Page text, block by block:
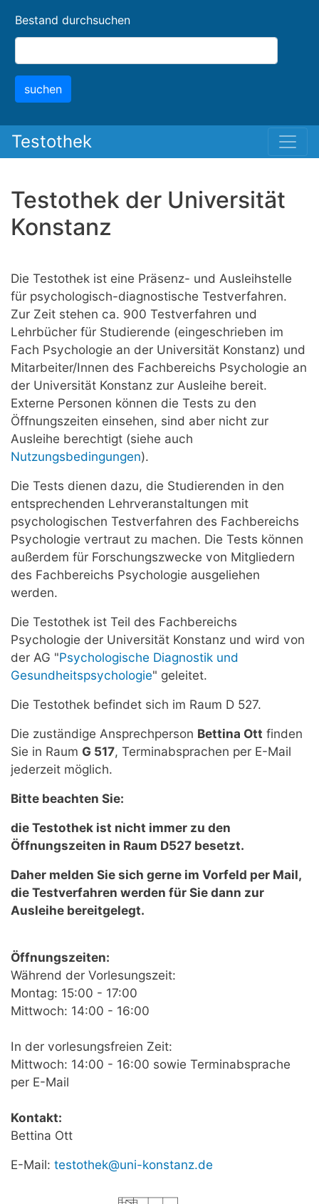
content
Bestand durchsuchen
suchen
Testothek
Testothek der Universität
Konstanz
Die Testothek ist eine Präsenz- und Ausleihstelle
für psychologisch-diagnostische Testverfahren.
Zur Zeit stehen ca. 900 Testverfahren und
Lehrbücher für Studierende (eingeschrieben im
Fach Psychologie an der Universität Konstanz) und
Mitarbeiter/Innen des Fachbereichs Psychologie an
der Universität Konstanz zur Ausleihe bereit.
Externe Personen können die Tests zu den
Öffnungszeiten einsehen, sind aber nicht zur
Ausleihe berechtigt (siehe auch
Nutzungsbedingungen).
Die Tests dienen dazu, die Studierenden in den
entsprechenden Lehrveranstaltungen mit
psychologischen Testverfahren des Fachbereichs
Psychologie vertraut zu machen. Die Tests können
außerdem für Forschungszwecke von Mitgliedern
des Fachbereichs Psychologie ausgeliehen
werden.
Die Testothek ist Teil des Fachbereichs
Psychologie der Universität Konstanz und wird von
der AG "Psychologische Diagnostik und
Gesundheitspsychologie" geleitet.
Die Testothek befindet sich im Raum D 527.
Die zuständige Ansprechperson Bettina Ott finden
Sie in Raum G 517, Terminabsprachen per E-Mail
jederzeit möglich.
Bitte beachten Sie:
die Testothek ist nicht immer zu den
Öffnungszeiten in Raum D527 besetzt.
Daher melden Sie sich gerne im Vorfeld per Mail,
die Testverfahren werden für Sie dann zur
Ausleihe bereitgelegt.
Öffnungszeiten:
Während der Vorlesungszeit:
Montag: 15:00 - 17:00
Mittwoch: 14:00 - 16:00
In der vorlesungsfreien Zeit:
Mittwoch: 14:00 - 16:00 sowie Terminabsprache
per E-Mail
Kontakt:
Bettina Ott
E-Mail: testothek@uni-konstanz.de